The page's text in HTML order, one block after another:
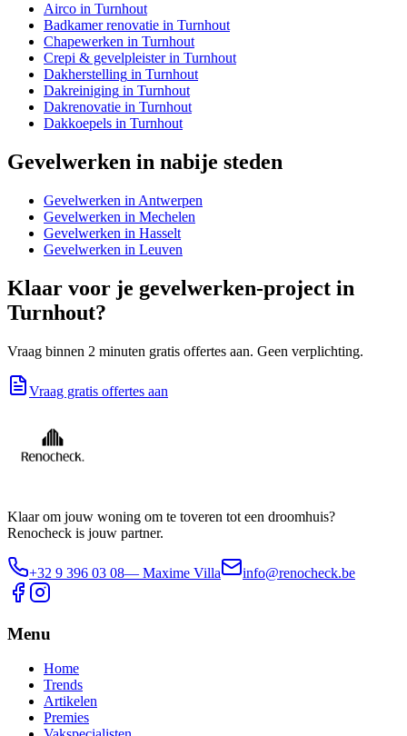
Airco in Turnhout
Badkamer renovatie in Turnhout
Chapewerken in Turnhout
Crepi & gevelpleisterin Turnhout
Dakherstelling in Turnhout
Dakreiniging in Turnhout
Dakrenovatie in Turnhout
Dakkoepels in Turnhout
Gevelwerken in nabije steden
Gevelwerken in Antwerpen
Gevelwerken in Mechelen
Gevelwerken in Hasselt
Gevelwerken in Leuven
Klaar voor je gevelwerken-project in
Turnhout?
Vraag binnen 2 minuten gratis offertes aan. Geen verplichting.
Vraag gratis offertes aan
Klaar om jouw woning om te toveren tot een droomhuis?
Renocheck is jouw partner.
+32 9 396 03 08— Maxime Villa info@renocheck.be
Menu
Home
Trends
Artikelen
Premies